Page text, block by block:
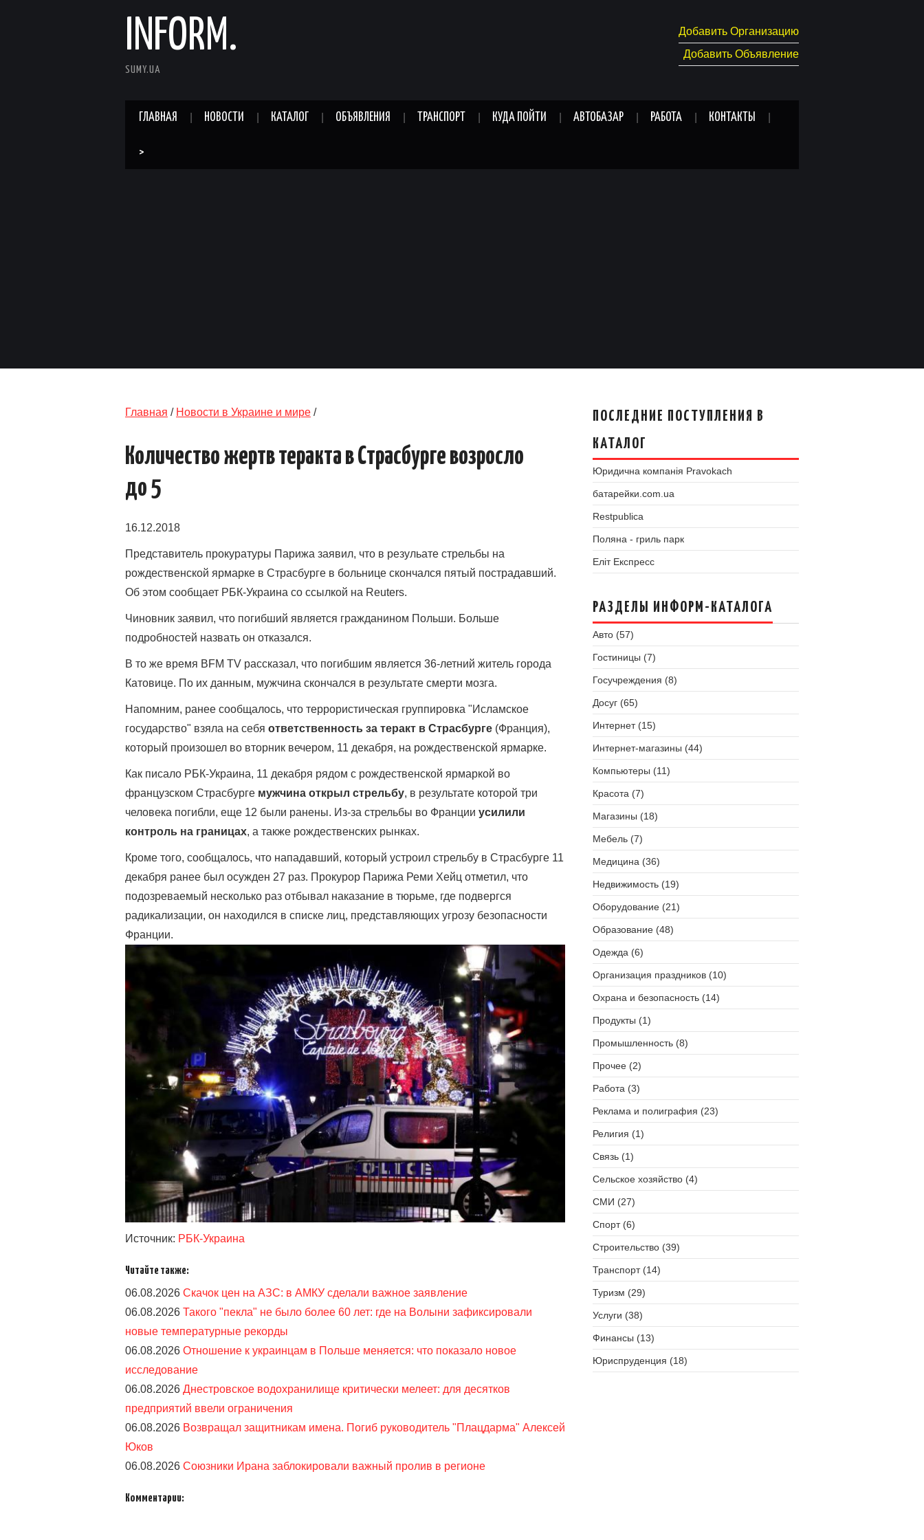
INFORM.
SUMY.UA
Добавить Организацию
Добавить Объявление
ГЛАВНАЯ НОВОСТИ КАТАЛОГ ОБЪЯВЛЕНИЯ ТРАНСПОРТ КУДА ПОЙТИ АВТОБАЗАР РАБОТА КОНТАКТЫ
>
Главная / Новости в Украине и мире /
Количество жертв теракта в Страсбурге возросло
до 5
16.12.2018
Представитель прокуратуры Парижа заявил, что в резульате стрельбы на
рождественской ярмарке в Страсбурге в больнице скончался пятый пострадавший.
Об этом сообщает РБК-Украина со ссылкой на Reuters.
Чиновник заявил, что погибший является гражданином Польши. Больше
подробностей назвать он отказался.
В то же время BFM TV рассказал, что погибшим является 36-летний житель города
Катовице. По их данным, мужчина скончался в результате смерти мозга.
Напомним, ранее сообщалось, что террористическая группировка "Исламское
государство" взяла на себя ответственность за теракт в Страсбурге (Франция),
который произошел во вторник вечером, 11 декабря, на рождественской ярмарке.
Как писало РБК-Украина, 11 декабря рядом с рождественской ярмаркой во
французском Страсбурге мужчина открыл стрельбу, в результате которой три
человека погибли, еще 12 были ранены. Из-за стрельбы во Франции усилили
контроль на границах, а также рождественских рынках.
Кроме того, сообщалось, что нападавший, который устроил стрельбу в Страсбурге 11
декабря ранее был осужден 27 раз. Прокурор Парижа Реми Хейц отметил, что
подозреваемый несколько раз отбывал наказание в тюрьме, где подвергся
радикализации, он находился в списке лиц, представляющих угрозу безопасности
Франции.
Источник: РБК-Украина
Читайте также:
06.08.2026 Скачок цен на АЗС: в АМКУ сделали важное заявление
06.08.2026 Такого "пекла" не было более 60 лет: где на Волыни зафиксировали
новые температурные рекорды
06.08.2026 Отношение к украинцам в Польше меняется: что показало новое
исследование
06.08.2026 Днестровское водохранилище критически мелеет: для десятков
предприятий ввели ограничения
06.08.2026 Возвращал защитникам имена. Погиб руководитель "Плацдарма" Алексей
Юков
06.08.2026 Союзники Ирана заблокировали важный пролив в регионе
Комментарии:
ПОСЛЕДНИЕ ПОСТУПЛЕНИЯ В
КАТАЛОГ
Юридична компанія Pravokach
батарейки.com.ua
Restpublica
Поляна - гриль парк
Еліт Експресс
РАЗДЕЛЫ ИНФОРМ-КАТАЛОГА
Авто (57)
Гостиницы (7)
Госучреждения (8)
Досуг (65)
Интернет (15)
Интернет-магазины (44)
Компьютеры (11)
Красота (7)
Магазины (18)
Мебель (7)
Медицина (36)
Недвижимость (19)
Оборудование (21)
Образование (48)
Одежда (6)
Организация праздников (10)
Охрана и безопасность (14)
Продукты (1)
Промышленность (8)
Прочее (2)
Работа (3)
Реклама и полиграфия (23)
Религия (1)
Связь (1)
Сельское хозяйство (4)
СМИ (27)
Спорт (6)
Строительство (39)
Транспорт (14)
Туризм (29)
Услуги (38)
Финансы (13)
Юриспруденция (18)